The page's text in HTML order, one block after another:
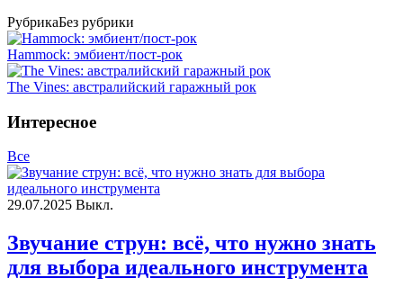
РубрикаБез рубрики
Hammock: эмбиент/пост-рок
The Vines: австралийский гаражный рок
Интересное
Все
29.07.2025 Выкл.
Звучание струн: всё, что нужно знать
для выбора идеального инструмента